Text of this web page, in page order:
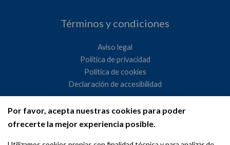
Por favor, acepta nuestras cookies para poder
ofrecerte la mejor experiencia posible.
Términos y condiciones
Aviso legal
Política de privacidad
Política de cookies
Declaración de accesibilidad
Ayuntamiento de Madrid
WeMadrid es un sitio web del Ayuntamiento de Madrid